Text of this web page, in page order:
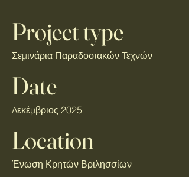
Project type
Σεμινάρια Παραδοσιακών Τεχνών
Date
Δεκέμβριος 2025
Location
Ένωση Κρητών Βριλησσίων